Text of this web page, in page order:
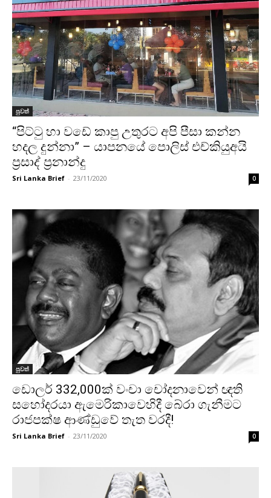
පුවත්
“පිට්ටු හා වඩේ කාපු උතුරට අපි පීසා කන්න
හදල දුන්නා” – යාපනයේ පොලිස් එච්කියුඅයි
ප්‍රසාද් ප්‍රනාන්දු
Sri Lanka Brief - 23/11/2020 0
පුවත්
ඩොලර් 332,000ක් වංචා චෝදනාවෙන් ඥති
සහෝදරයා ඇමෙරිකාවෙහිදී බේරා ගැනීමට
රාජපක්ෂ ආණ්ඩුවේ තැත වරදී!
Sri Lanka Brief - 23/11/2020 0